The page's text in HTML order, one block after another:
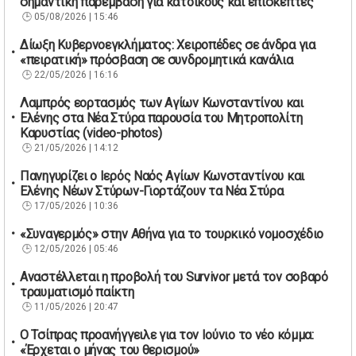
05/08/2026 | 15:46
Δίωξη Κυβερνοεγκλήματος: Χειροπέδες σε άνδρα για
«πειρατική» πρόσβαση σε συνδρομητικά κανάλια
22/05/2026 | 16:16
Λαμπρός εορτασμός των Αγίων Κωνσταντίνου και
Ελένης στα Νέα Στύρα παρουσία του Μητροπολίτη
Καρυστίας (video-photos)
21/05/2026 | 14:12
Πανηγυρίζει ο Ιερός Ναός Αγίων Κωνσταντίνου και
Ελένης Νέων Στύρων-Γιορτάζουν τα Νέα Στύρα
17/05/2026 | 10:36
«Συναγερμός» στην Αθήνα για το τουρκικό νομοσχέδιο
12/05/2026 | 05:46
Αναστέλλεται η προβολή του Survivor μετά τον σοβαρό
τραυματισμό παίκτη
11/05/2026 | 20:47
Ο Τσίπρας προανήγγειλε για τον Ιούνιο το νέο κόμμα:
«Έρχεται ο μήνας του θερισμού»